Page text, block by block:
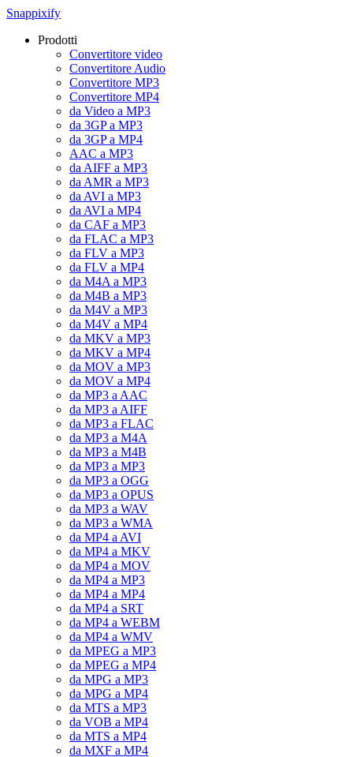
Snappixify
Prodotti
Convertitore video
Convertitore Audio
Convertitore MP3
Convertitore MP4
da Video a MP3
da 3GP a MP3
da 3GP a MP4
AAC a MP3
da AIFF a MP3
da AMR a MP3
da AVI a MP3
da AVI a MP4
da CAF a MP3
da FLAC a MP3
da FLV a MP3
da FLV a MP4
da M4A a MP3
da M4B a MP3
da M4V a MP3
da M4V a MP4
da MKV a MP3
da MKV a MP4
da MOV a MP3
da MOV a MP4
da MP3 a AAC
da MP3 a AIFF
da MP3 a FLAC
da MP3 a M4A
da MP3 a M4B
da MP3 a MP3
da MP3 a OGG
da MP3 a OPUS
da MP3 a WAV
da MP3 a WMA
da MP4 a AVI
da MP4 a MKV
da MP4 a MOV
da MP4 a MP3
da MP4 a MP4
da MP4 a SRT
da MP4 a WEBM
da MP4 a WMV
da MPEG a MP3
da MPEG a MP4
da MPG a MP3
da MPG a MP4
da MTS a MP3
da VOB a MP4
da MTS a MP4
da MXF a MP4